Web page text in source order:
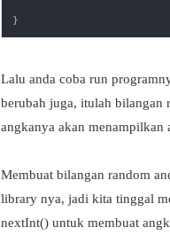
Lalu anda coba run
berubah juga, itulah bilangan
angkanya akan menampilkan
Membuat bilangan random
library nya, jadi kita tinggal
nextInt() untuk membuat